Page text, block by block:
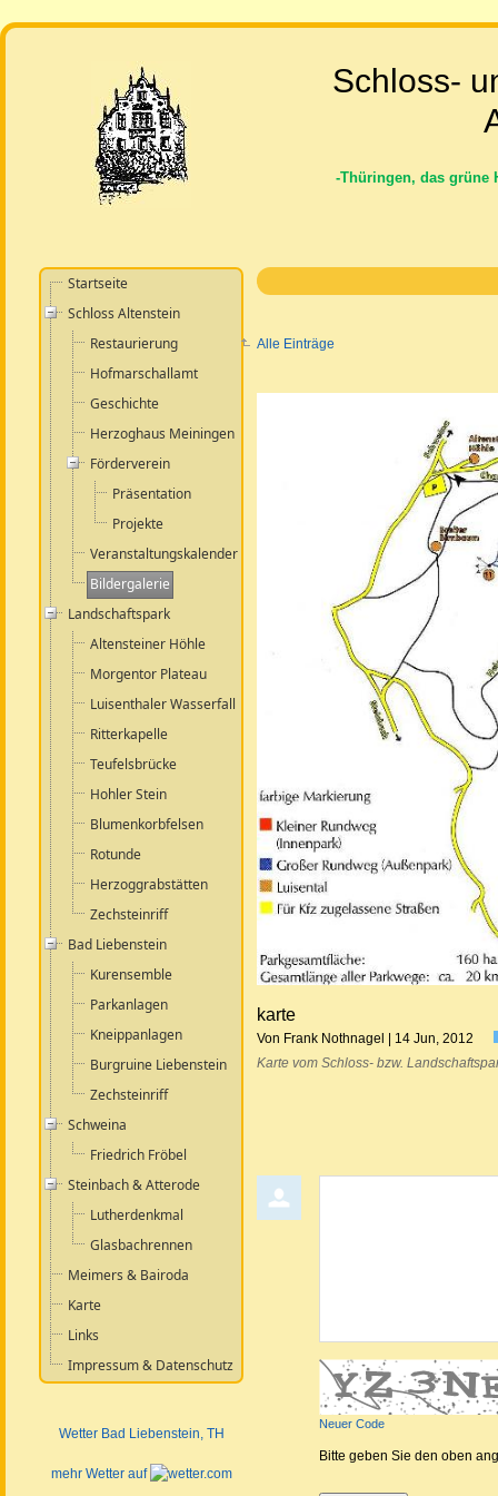
Schloss-
-Thüringen, das grüne
Startseite
Schloss Altenstein
Restaurierung
Hofmarschallamt
Geschichte
Herzoghaus Meiningen
Förderverein
Präsentation
Projekte
Veranstaltungskalender
Bildergalerie
Landschaftspark
Altensteiner Höhle
Morgentor Plateau
Luisenthaler Wasserfall
Ritterkapelle
Teufelsbrücke
Hohler Stein
Blumenkorbfelsen
Rotunde
Herzoggrabstätten
Zechsteinriff
Bad Liebenstein
Kurensemble
Parkanlagen
Kneippanlagen
Burgruine Liebenstein
Zechsteinriff
Schweina
Friedrich Fröbel
Steinbach & Atterode
Lutherdenkmal
Glasbachrennen
Meimers & Bairoda
Karte
Links
Impressum & Datenschutz
Wetter Bad Liebenstein, TH
mehr Wetter auf
Alle Einträge
karte
Von Frank Nothnagel | 14 Jun, 2012
Karte vom Schloss- bzw.
Neuer Code
Bitte geben Sie den oben